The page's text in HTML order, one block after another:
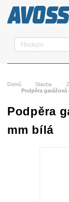
Hledat
Domů Stavba
Podpěra
Podpěra
mm bílá